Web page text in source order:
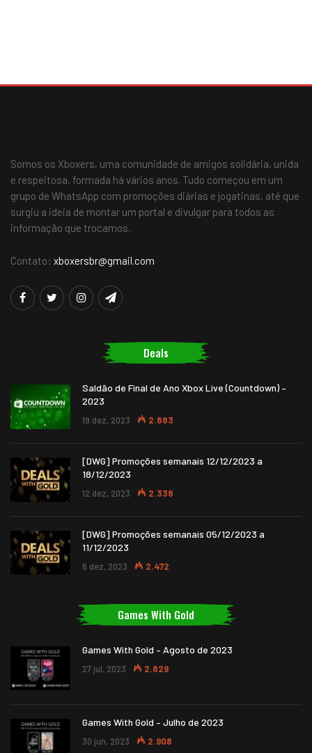
Somos os Xboxers, uma comunidade de amigos solidária, unida
e respeitosa, formada há vários anos. Tudo começou em um
grupo de WhatsApp com promoções diárias e jogatinas, até que
surgiu a ideia de montar um portal e divulgar para todos as
informação que trocamos.
Contato: xboxersbr@gmail.com
Deals
Saldão de Final de Ano Xbox Live (Countdown) –
2023
19 dez, 2023 2.883
[DWG] Promoções semanais 12/12/2023 a
18/12/2023
12 dez, 2023 2.338
[DWG] Promoções semanais 05/12/2023 a
11/12/2023
6 dez, 2023 2.472
Games With Gold
Games With Gold – Agosto de 2023
27 jul, 2023 2.829
Games With Gold – Julho de 2023
30 jun, 2023 2.908